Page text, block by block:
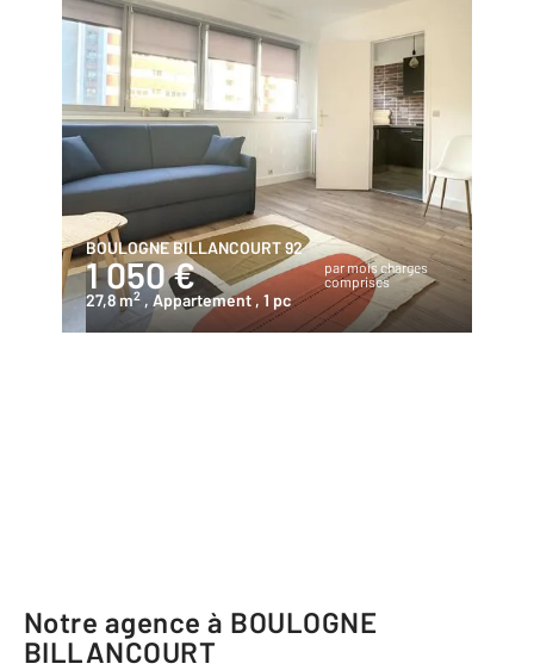
BOULOGNE BILLANCOURT 92
1 050 €
par mois charges
comprises
27,8 m2 , Appartement , 1 pc
Notre agence à BOULOGNE
BILLANCOURT